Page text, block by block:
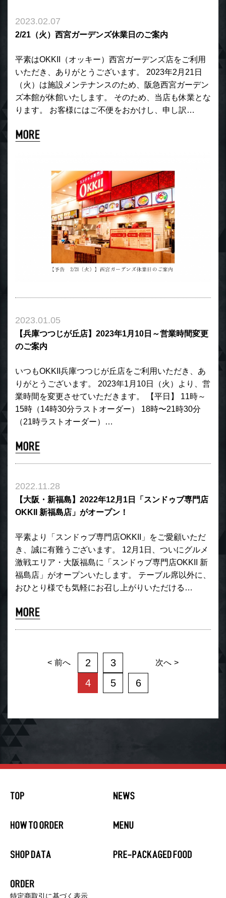
2023.02.07
2/21（火）西宮ガーデンズ休業日のご案内
平素はOKKII（オッキー）西宮ガーデンズ店をご利用
いただき、ありがとうございます。 2023年2月21日
（火）は施設メンテナンスのため、阪急西宮ガーデン
ズ本館が休館いたします。 そのため、当店も休業とな
ります。 お客様にはご不便をおかけし、申し訳…
2023.01.05
【兵庫つつじが丘店】2023年1月10日～営業時間変更
のご案内
いつもOKKII兵庫つつじが丘店をご利用いただき、あ
りがとうございます。 2023年1月10日（火）より、営
業時間を変更させていただきます。 【平日】 11時～
15時（14時30分ラストオーダー） 18時〜21時30分
（21時ラストオーダー）…
2022.11.28
【大阪・新福島】2022年12月1日「スンドゥブ専門店
OKKII 新福島店」がオープン！
平素より「スンドゥブ専門店OKKII」をご愛顧いただ
き、誠に有難うございます。 12月1日、ついにグルメ
激戦エリア・大阪福島に「スンドゥブ専門店OKKII 新
福島店」がオープンいたします。 テーブル席以外に、
おひとり様でも気軽にお召し上がりいただける…
前へ 2
3
4
5 6
次へ
特定商取引に基づく表示